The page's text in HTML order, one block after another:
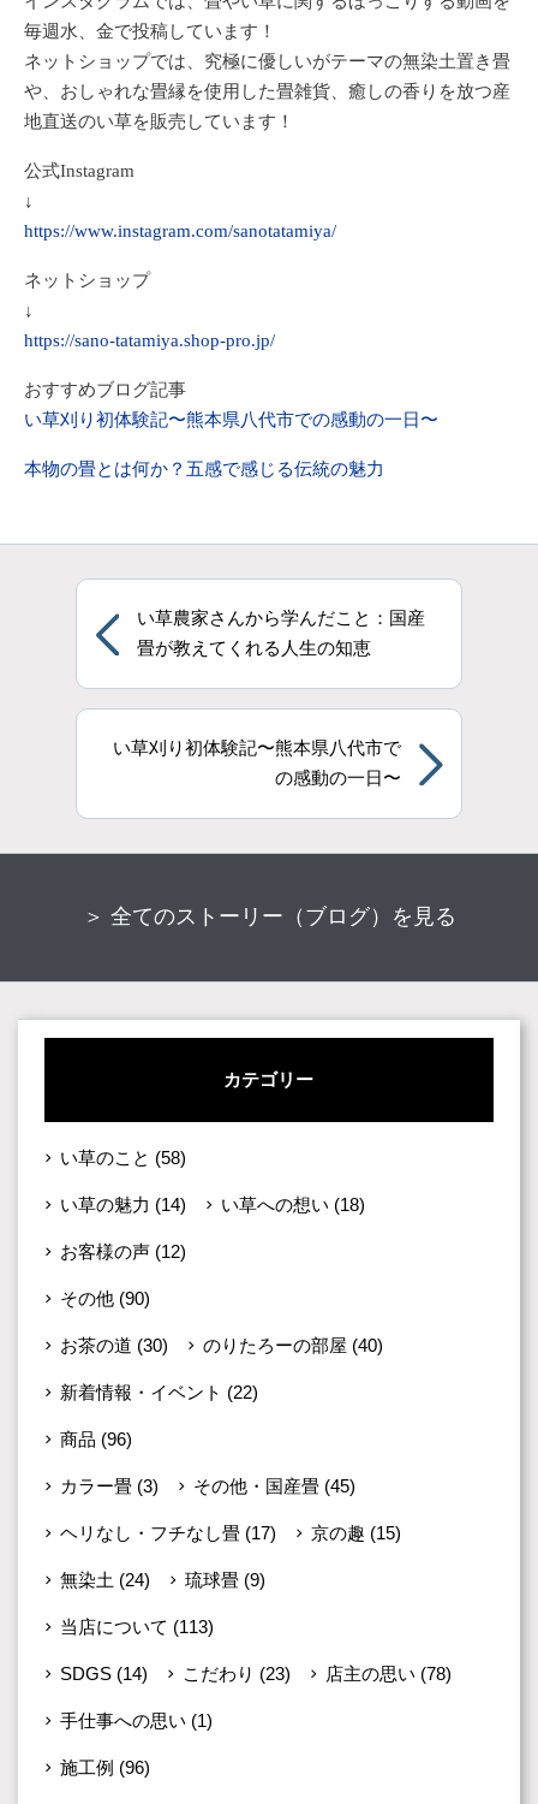
毎週水、金で投稿しています！
ネットショップでは、究極に優しいがテーマの無染土置き畳
や、おしゃれな畳縁を使用した畳雑貨、癒しの香りを放つ産
地直送のい草を販売しています！
公式Instagram
↓
https://www.instagram.com/sanotatamiya/
ネットショップ
↓
https://sano-tatamiya.shop-pro.jp/
おすすめブログ記事
い草刈り初体験記〜熊本県八代市での感動の一日〜
本物の畳とは何か？五感で感じる伝統の魅力
い草農家さんから学んだこと：国産
畳が教えてくれる人生の知恵
い草刈り初体験記〜熊本県八代市で
の感動の一日〜
＞ 全てのストーリー（ブログ）を見る
カテゴリー
い草のこと (58)
い草の魅力 (14) い草への想い (18)
お客様の声 (12)
その他 (90)
お茶の道 (30) のりたろーの部屋 (40)
新着情報・イベント (22)
商品 (96)
カラー畳 (3) その他・国産畳 (45)
ヘリなし・フチなし畳 (17) 京の趣 (15)
無染土 (24) 琉球畳 (9)
当店について (113)
SDGS (14) こだわり (23) 店主の思い (78)
手仕事への思い (1)
施工例 (96)